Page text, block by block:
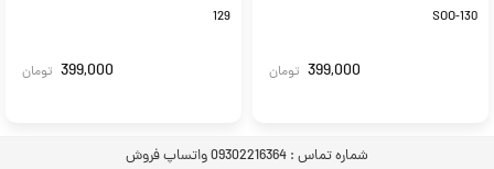
SOO-130
399,000 تومان
129
399,000 تومان
شماره تماس : 09302216364 واتساپ فروش